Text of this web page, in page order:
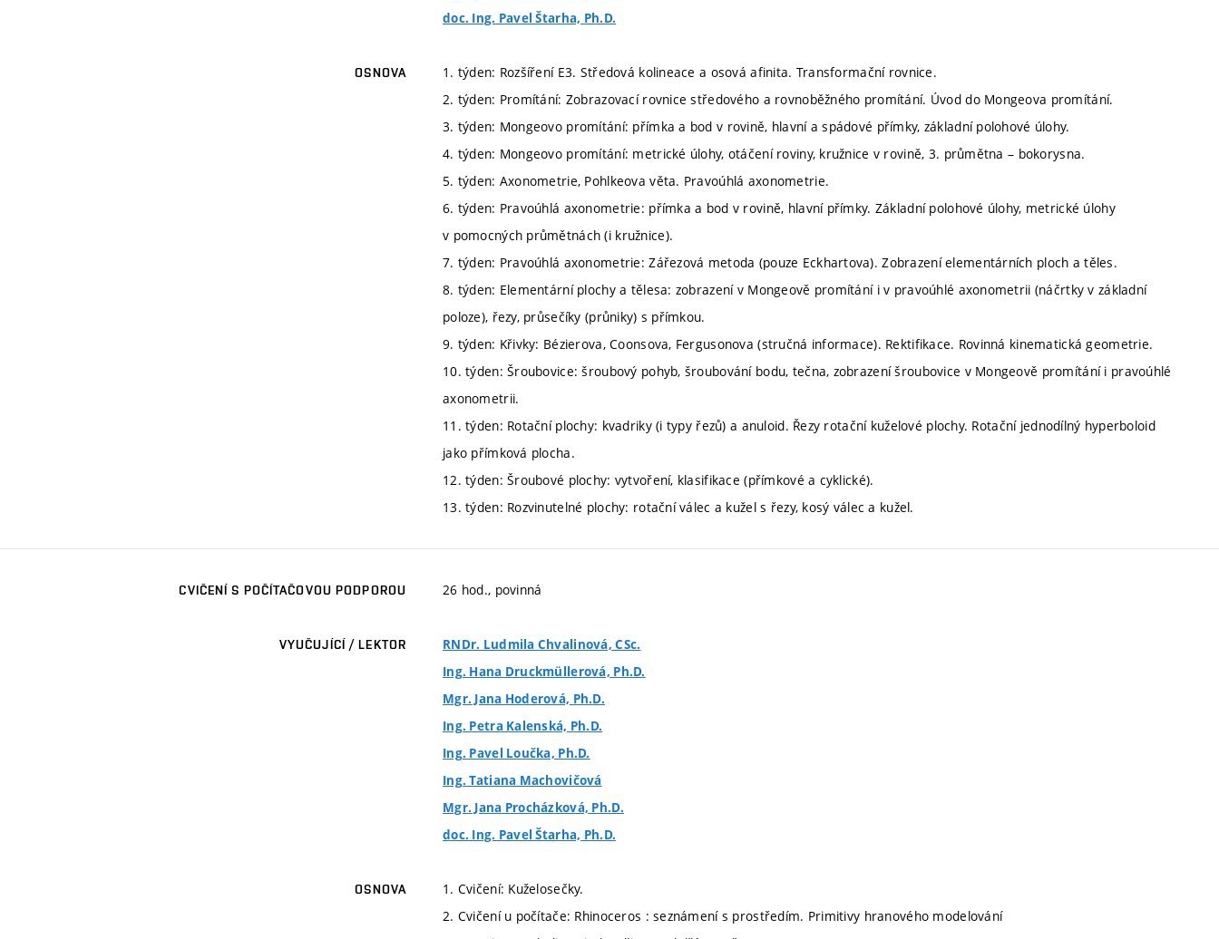
doc. Ing. Pavel Štarha, Ph.D.
OSNOVA
1. týden: Rozšíření E3. Středová kolineace a osová afinita. Transformační rovnice.
2. týden: Promítání: Zobrazovací rovnice středového a rovnoběžného promítání. Úvod do Mongeova promítání.
3. týden: Mongeovo promítání: přímka a bod v rovině, hlavní a spádové přímky, základní polohové úlohy.
4. týden: Mongeovo promítání: metrické úlohy, otáčení roviny, kružnice v rovině, 3. průmětna – bokorysna.
5. týden: Axonometrie, Pohlkeova věta. Pravoúhlá axonometrie.
6. týden: Pravoúhlá axonometrie: přímka a bod v rovině, hlavní přímky. Základní polohové úlohy, metrické úlohy
v pomocných průmětnách (i kružnice).
7. týden: Pravoúhlá axonometrie: Zářezová metoda (pouze Eckhartova). Zobrazení elementárních ploch a těles.
8. týden: Elementární plochy a tělesa: zobrazení v Mongeově promítání i v pravoúhlé axonometrii (náčrtky v základní
poloze), řezy, průsečíky (průniky) s přímkou.
9. týden: Křivky: Bézierova, Coonsova, Fergusonova (stručná informace). Rektifikace. Rovinná kinematická geometrie.
10. týden: Šroubovice: šroubový pohyb, šroubování bodu, tečna, zobrazení šroubovice v Mongeově promítání i pravoúhlé
axonometrii.
11. týden: Rotační plochy: kvadriky (i typy řezů) a anuloid. Řezy rotační kuželové plochy. Rotační jednodílný hyperboloid
jako přímková plocha.
12. týden: Šroubové plochy: vytvoření, klasifikace (přímkové a cyklické).
13. týden: Rozvinutelné plochy: rotační válec a kužel s řezy, kosý válec a kužel.
CVIČENÍ S POČÍTAČOVOU PODPOROU 26 hod., povinná
VYUČUJÍCÍ / LEKTOR
RNDr. Ludmila Chvalinová, CSc.
Ing. Hana Druckmüllerová, Ph.D.
Mgr. Jana Hoderová, Ph.D.
Ing. Petra Kalenská, Ph.D.
Ing. Pavel Loučka, Ph.D.
Ing. Tatiana Machovičová
Mgr. Jana Procházková, Ph.D.
doc. Ing. Pavel Štarha, Ph.D.
OSNOVA
1. Cvičení: Kuželosečky.
2. Cvičení u počítače: Rhinoceros : seznámení s prostředím. Primitivy hranového modelování